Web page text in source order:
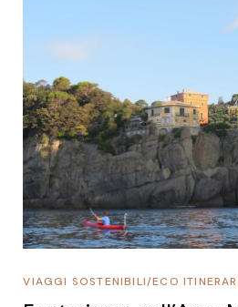
ECO
/
VIAGGI SOSTENIBILI